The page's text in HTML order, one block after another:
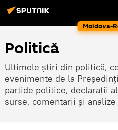
Moldova-
Politică
Ultimele știri din politică,
evenimente de la
partide politice, declarații
surse, comentarii și analize